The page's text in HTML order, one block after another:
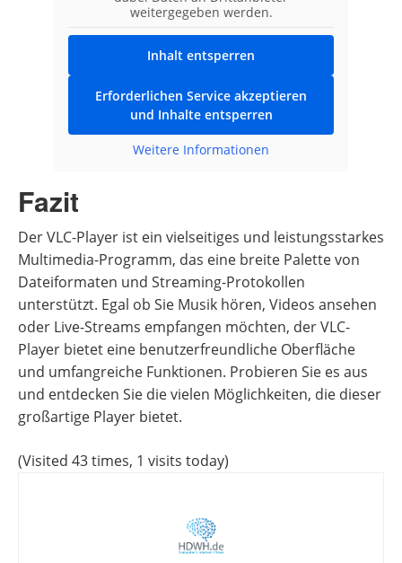
weitergegeben werden.
Inhalt entsperren
Erforderlichen Service akzeptieren
und Inhalte entsperren
Weitere Informationen
Fazit
Der VLC-Player ist ein vielseitiges und leistungsstarkes
Multimedia-Programm, das eine breite Palette von
Dateiformaten und Streaming-Protokollen
unterstützt. Egal ob Sie Musik hören, Videos ansehen
oder Live-Streams empfangen möchten, der VLC-
Player bietet eine benutzerfreundliche Oberfläche
und umfangreiche Funktionen. Probieren Sie es aus
und entdecken Sie die vielen Möglichkeiten, die dieser
großartige Player bietet.
(Visited 43 times, 1 visits today)